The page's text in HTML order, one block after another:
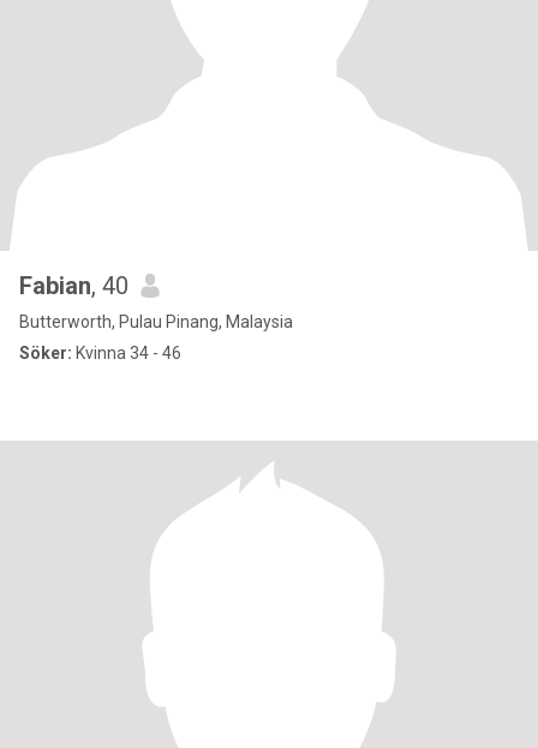
Fabian, 40
Butterworth, Pulau Pinang, Malaysia
Söker: Kvinna 34 - 46